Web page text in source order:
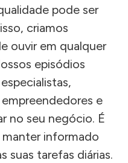
pode ser
criamos
ouvir em qualquer
episódios
e
no seu negócio. É
manter informado
suas tarefas diárias.